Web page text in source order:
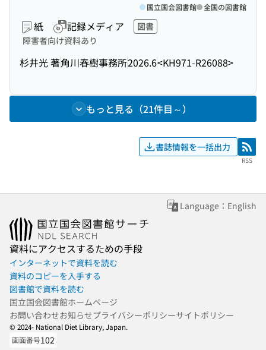
紙 記録メディア
図書
障害者向け資料あり
杉井光 著角川春樹事務所2026.6<KH971-R26088>
国立国会図書館 全国の図書館
もっと見る（21件目～）
書誌情報を一括出力 RSS
RSS
Language：English
資料にアクセスするための手段
インターネットで資料を読む
資料のコピーを入手する
図書館で資料を読む
国立国会図書館ホームページ
お問い合わせお知らせプライバシーポリシーサイトポリシー
© 2024- National Diet Library, Japan.
画面番号102